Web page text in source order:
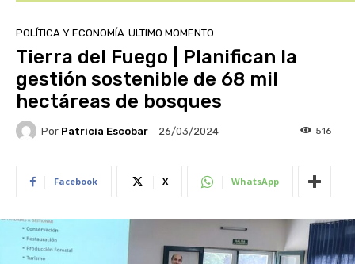
POLÍTICA Y ECONOMÍA ULTIMO MOMENTO
Tierra del Fuego | Planifican la
gestión sostenible de 68 mil
hectáreas de bosques
Por Patricia Escobar 26/03/2024 516
Facebook X WhatsApp